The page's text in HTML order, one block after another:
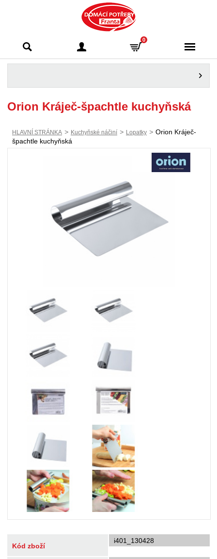
Franta - Příbram
0
Orion Kráječ-špachtle kuchyňská
HLAVNÍ STRÁNKA > Kuchyňské náčiní > Lopatky > Orion Kráječ-
špachtle kuchyňská
Kód zboží
i401_130428